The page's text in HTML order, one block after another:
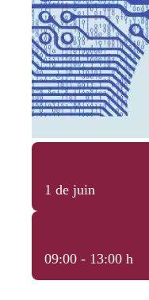
1 de juin
09:00 - 13:00 h